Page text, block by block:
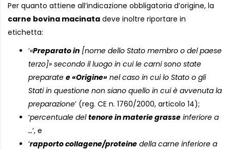
Per quanto attiene all’indicazione obbligatoria d’origine, la
carne bovina macinata deve inoltre riportare in
etichetta:
‘«Preparato in [nome dello Stato membro o del paese
terzo]» secondo il luogo in cui le carni sono state
preparate e «Origine» nel caso in cui lo Stato o gli
Stati in questione non siano quello in cui è avvenuta la
preparazione’ (reg. CE n. 1760/2000, articolo 14);
‘percentuale deltenore in materie grasse inferiore a
…‘, e
‘rapporto collagene/proteine della carne inferiore a